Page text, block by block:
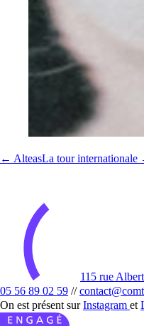
← AlteasLa tour internationale
115 rue
05 56 89 02 59 //
On est présent surInstagram et